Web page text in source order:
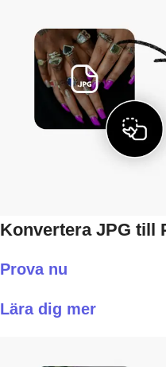
Konvertera JPG till
Prova nu
Lära dig mer